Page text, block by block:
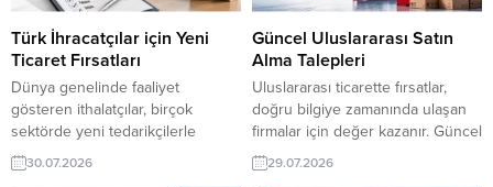
Tedarikçisi ArıyorKenyalı Toptancı,
Çatı Kaplama Levhası İthal
EdecekGüney Afrikalı Alıcı,
Tesettür Abiye Elbisesi Talep
EdiyorMoldova Alıcısı,...
Türkiye’den Seccade Satın Almak
İstiyorNepal Toptancısı,
Kapüşonlu Sweatshirt...
Türk İhracatçılar için Yeni
Ticaret Fırsatları
Dünya genelinde faaliyet
gösteren ithalatçılar, birçok
sektörde yeni tedarikçilerle
çalışmayı hedefliyor.
TurkishExporter‘da güncel ticaret
30.07.2026
Güncel Uluslararası Satın
Alma Talepleri
Uluslararası ticarette fırsatlar,
doğru bilgiye zamanında ulaşan
firmalar için değer kazanır. Güncel
satın alma taleplerini takip ederek
hangi ürünlerin talep gördüğünü
29.07.2026